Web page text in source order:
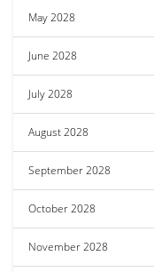
May 2028
June 2028
July 2028
August 2028
September 2028
October 2028
November 2028